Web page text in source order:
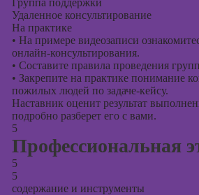
Группа поддержки
Удаленное консультирование
На практике
• На примере видеозаписи
онлайн-консультирования.
• Составите правила проведения
• Закрепите на практике понимание
пожилых людей по задаче-кейсу.
Наставник оценит результат
подробно разберет его с вами.
5
Профессиональная
5
5
содержание и инструменты